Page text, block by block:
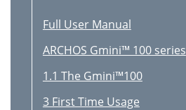
Full User Manual
ARCHOS Gmini™ 100 series
1.1 The Gmini™100
3 First Time Usage